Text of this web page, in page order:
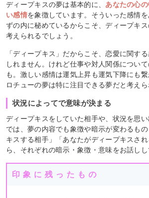
ディープキスの夢は基本的に、あなたの心
い感情を象徴しています。そういった感情
ずの内に秘めているからこそ、ディープキ
考えられるでしょう。
「ディープキス」だからこそ、恋愛に関す
しれません。けれど仕事や対人関係につい
も。激しい感情は運気上昇も運気下降にも
ロチューの夢は特に注目できる夢だと考えら
状況によってで意味が決まる
ディープキスをしていた相手や、状況を思
では、夢の内容でも象徴や暗示が変わるも
キスする相手」「あなたがディープキスさ
ら、それぞれの暗示・象徴・意味をお話しし
印象に残ったもの